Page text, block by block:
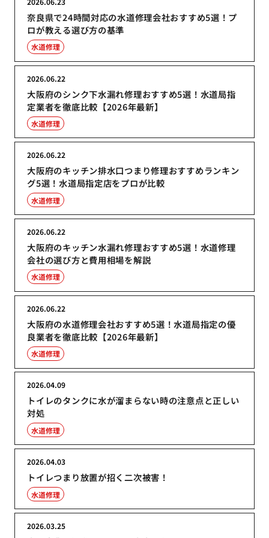
奈良県で24時間対応の水道修理会社おすすめ5選！プ
ロが教える選び方の基準
水道修理
大阪府のシンク下水漏れ修理おすすめ5選！水道局指
定業者を徹底比較【2026年最新】
2026.06.22
水道修理
大阪府のキッチン排水口つまり修理おすすめランキン
グ5選！水道局指定店をプロが比較
2026.06.22
水道修理
大阪府のキッチン水漏れ修理おすすめ5選！水道修理
会社の選び方と費用相場を解説
2026.06.22
水道修理
大阪府の水道修理会社おすすめ5選！水道局指定の優
良業者を徹底比較【2026年最新】
2026.06.22
水道修理
トイレのタンクに水が溜まらない時の注意点と正しい
対処
2026.04.09
水道修理
トイレつまり放置が招く二次被害！
2026.04.03
水道修理
2026.03.25